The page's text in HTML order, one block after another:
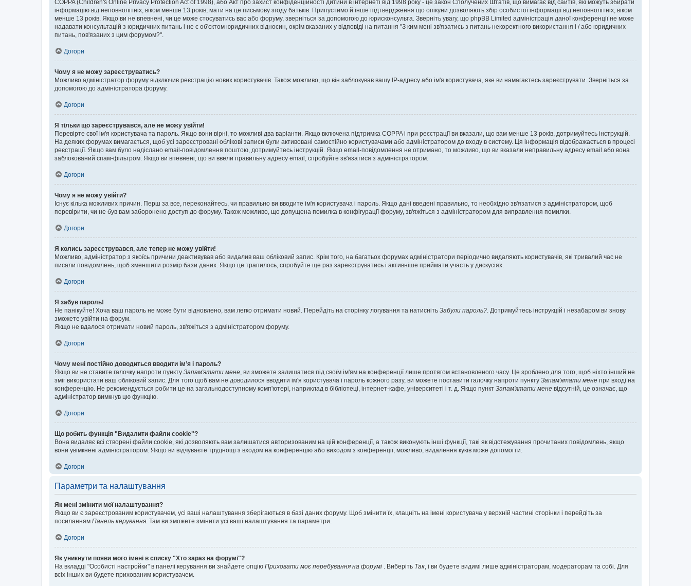
COPPA (Children's Online Privacy Protection Act of 1998), або Акт про захист конфіденційності дитини в інтернеті від 1998 року - це закон Сполучених Штатів, що вимагає від сайтів, які можуть збирати
інформацію від неповнолітніх, віком менше 13 років, мати на це письмову згоду батьків. Припустимо й інше підтвердження що опікуни дозволяють збір особистої інформації від неповнолітніх, віком
менше 13 років. Якщо ви не впевнені, чи це може стосуватись вас або форуму, зверніться за допомогою до юрисконсульта. Зверніть увагу, що phpBB Limited адміністрація даної конференції не може
надавати консультацій з юридичних питань і не є об'єктом юридичних відносин, окрім вказаних у відповіді на питання "З ким мені зв'язатись з питань некоректного використання і / або юридичних
питань, пов'язаних з цим форумом?".
Догори
Чому я не можу зареєструватись?
Можливо адміністратор форуму відключив реєстрацію нових користувачів. Також можливо, що він заблокував вашу IP-адресу або ім'я користувача, яке ви намагаєтесь зареєструвати. Зверніться за
допомогою до адміністратора форуму.
Догори
Я тільки що зареєструвався, але не можу увійти!
Перевірте свої ім'я користувача та пароль. Якщо вони вірні, то можливі два варіанти. Якщо включена підтримка COPPA і при реєстрації ви вказали, що вам менше 13 років, дотримуйтесь інструкцій.
На деяких форумах вимагається, щоб усі зареєстровані облікові записи були активовані самостійно користувачами або адміністратором до входу в систему. Ця інформація відображається в процесі
реєстрації. Якщо вам було надіслано email-повідомлення поштою, дотримуйтесь інструкцій. Якщо email-повідомлення не отримано, то можливо, що ви вказали неправильну адресу email або вона
заблокований спам-фільтром. Якщо ви впевнені, що ви ввели правильну адресу email, спробуйте зв'язатися з адміністратором.
Догори
Чому я не можу увійти?
Існує кілька можливих причин. Перш за все, переконайтесь, чи правильно ви вводите ім'я користувача і пароль. Якщо дані введені правильно, то необхідно зв'язатися з адміністратором, щоб
перевірити, чи не був вам заборонено доступ до форуму. Також можливо, що допущена помилка в конфігурації форуму, зв'яжіться з адміністратором для виправлення помилки.
Догори
Я колись зареєструвався, але тепер не можу увійти!
Можливо, адміністратор з якоїсь причини деактивував або видалив ваш обліковий запис. Крім того, на багатьох форумах адміністратори періодично видаляють користувачів, які тривалий час не
писали повідомлень, щоб зменшити розмір бази даних. Якщо це трапилось, спробуйте ще раз зареєструватись і активніше приймати участь у дискусіях.
Догори
Я забув пароль!
Не панікуйте! Хоча ваш пароль не може бути відновлено, вам легко отримати новий. Перейдіть на сторінку логування та натисніть Забули пароль? . Дотримуйтесь інструкцій і незабаром ви знову
зможете увійти на форум.
Якщо не вдалося отримати новий пароль, зв'яжіться з адміністратором форуму.
Догори
Чому мені постійно доводиться вводити ім’я і пароль?
Якщо ви не ставите галочку напроти пункту Запам'ятати мене , ви зможете залишатися під своїм ім'ям на конференції лише протягом встановленого часу. Це зроблено для того, щоб ніхто інший не
зміг використати ваш обліковий запис. Для того щоб вам не доводилося вводити ім'я користувача і пароль кожного разу, ви можете поставити галочку напроти пункту Запам'ятати мене при вході на
конференцію. Не рекомендується робити це на загальнодоступному комп'ютері, наприклад в бібліотеці, інтернет-кафе, університеті і т. д. Якщо пункт Запам'ятати мене відсутній, це означає, що
адміністратор вимкнув цю функцію.
Догори
Що робить функція "Видалити файли cookie"?
Вона видаляє всі створені файли cookie, які дозволяють вам залишатися авторизованим на цій конференції, а також виконують інші функції, такі як відстежування прочитаних повідомлень, якщо
вони увімкнені адміністратором. Якщо ви відчуваєте труднощі з входом на конференцію або виходом з конференції, можливо, видалення куків може допомогти.
Догори
Параметри та налаштування
Як мені змінити мої налаштування?
Якщо ви є зареєстрованим користувачем, усі ваші налаштування зберігаються в базі даних форуму. Щоб змінити їх, клацніть на імені користувача у верхній частині сторінки і перейдіть за
посиланням Панель керування . Там ви зможете змінити усі ваші налаштування та параметри.
Догори
Як уникнути появи мого імені в списку "Хто зараз на форумі"?
На вкладці "Особисті настройки" в панелі керування ви знайдете опцію Приховати моє перебування на форумі . Виберіть Так , і ви будете видимі лише адміністраторам, модераторам та собі. Для
всіх інших ви будете прихованим користувачем.